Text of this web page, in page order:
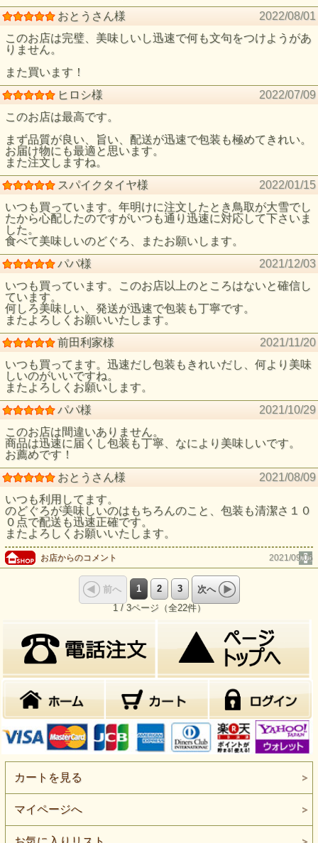
おとうさん様
2022/08/01
このお店は完璧、美味しいし迅速で何も文句をつけようがあ
りません。
また買います！
ヒロシ様
2022/07/09
このお店は最高です。
まず品質が良い、旨い、配送が迅速で包装も極めてきれい。
お届け物にも最適と思います。
また注文しますね。
スパイクタイヤ様
2022/01/15
いつも買っています。年明けに注文したとき鳥取が大雪でし
たから心配したのですがいつも通り迅速に対応して下さいま
した。
食べて美味しいのどぐろ、またお願いします。
パパ様
2021/12/03
いつも買っています。このお店以上のところはないと確信し
ています。
何しろ美味しい、発送が迅速で包装も丁寧です。
またよろしくお願いいたします。
前田利家様
2021/11/20
いつも買ってます。迅速だし包装もきれいだし、何より美味
しいのがいいですね。
またよろしくお願いします。
パパ様
2021/10/29
このお店は間違いありません。
商品は迅速に届くし包装も丁寧、なにより美味しいです。
お薦めです！
おとうさん様
2021/08/09
いつも利用してます。
のどぐろが美味しいのはもちろんのこと、包装も清潔さ１０
０点で配送も迅速正確です。
またよろしくお願いいたします。
お店からのコメント 2021/09/06
前へ 1 2 3
次へ
1 / 3ページ（全22件）
カートを見る
マイページへ